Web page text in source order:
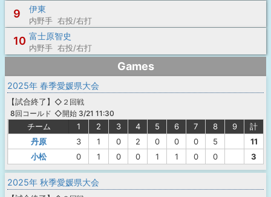
9 伊東
内野手 右投/右打
10 富士原智史
内野手 右投/右打
Games
2025年 春季愛媛県大会
【試合終了 】
8回コールド
◇２回戦
◇開始 3/21 11:30
チーム 1 2 3 4 5 6 7 8 9
計
丹原
3 1 0 2 0 0 0 5
11
小松
0 1 0 0 1 1 0 0 3
2025年 秋季愛媛県大会